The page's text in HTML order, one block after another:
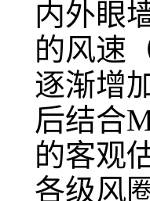
内外眼
的风速
逐渐增
后结合
的客观
各级风